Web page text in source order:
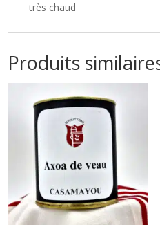
très chaud
Produits